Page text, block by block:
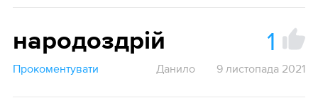
народоздрій 1
Прокоментувати Данило 9 листопада 2021